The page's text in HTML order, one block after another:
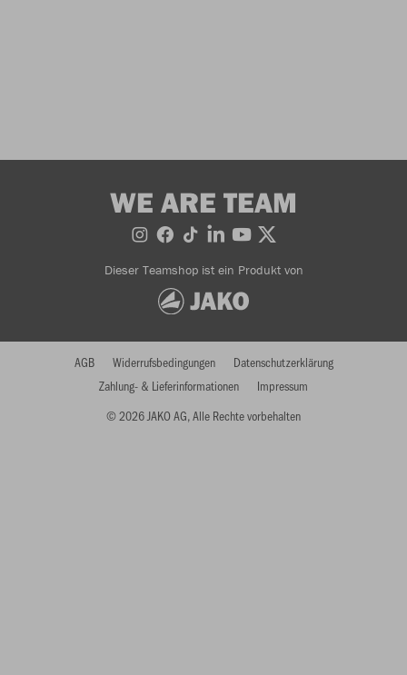
WE ARE TEAM
Dieser Teamshop ist ein Produkt von
© 2026 JAKO AG, Alle Rechte vorbehalten
AGB Widerrufsbedingungen
Datenschutzerklärung
Zahlung- & Lieferinformationen
Impressum